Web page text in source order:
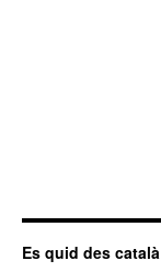
Es quid des català